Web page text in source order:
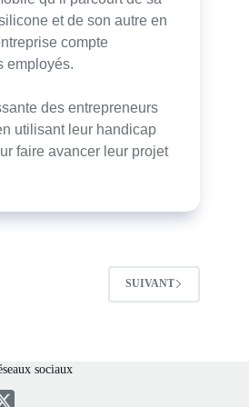
et de son autre en
compte
employés.
des entrepreneurs
utilisant leur handicap
faire avancer leur projet
SUIVANT
sociaux